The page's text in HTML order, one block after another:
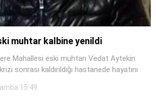
muhtar kalbine yenildi
Mahallesi eski muhtarı Vedat Aytekin
sonrası kaldırıldığı hastanede hayatını
15:49